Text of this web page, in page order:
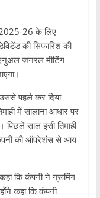
2025-26 के लिए
की सिफारिश की
एनुअल जनरल मीटिंग
पहले कर दिया
में सालाना आधार पर
साल इसी तिमाही
की ऑपरेशंस से आय
कि कंपनी ने ग्रूमिंग
कहा कि कंपनी